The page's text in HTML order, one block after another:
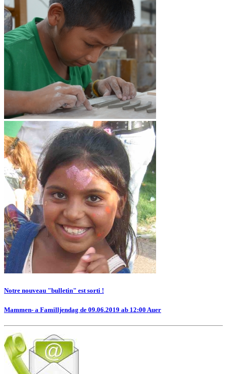
Notre nouveau "bulletin" est sorti !
Mammen- a Familljendag de 09.06.2019 ab 12:00 Auer